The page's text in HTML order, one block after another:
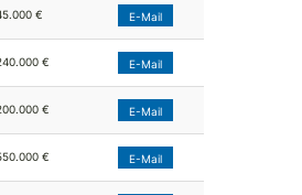
€ E-Mail
€ E-Mail
€ E-Mail
€ E-Mail